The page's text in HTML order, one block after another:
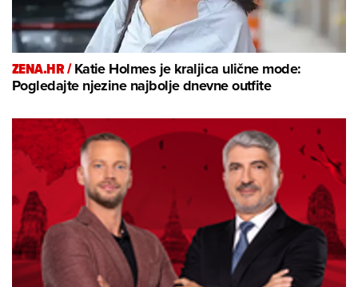
ZENA.HR /Katie Holmes je kraljica ulične mode:
Pogledajte njezine najbolje dnevne outfite